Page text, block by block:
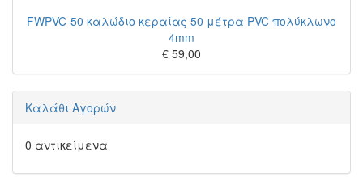
FWPVC-50 καλώδιο κεραίας 50 μέτρα PVC πολύκλωνο
4mm
€ 59,00
Καλάθι Αγορών
0 αντικείμενα